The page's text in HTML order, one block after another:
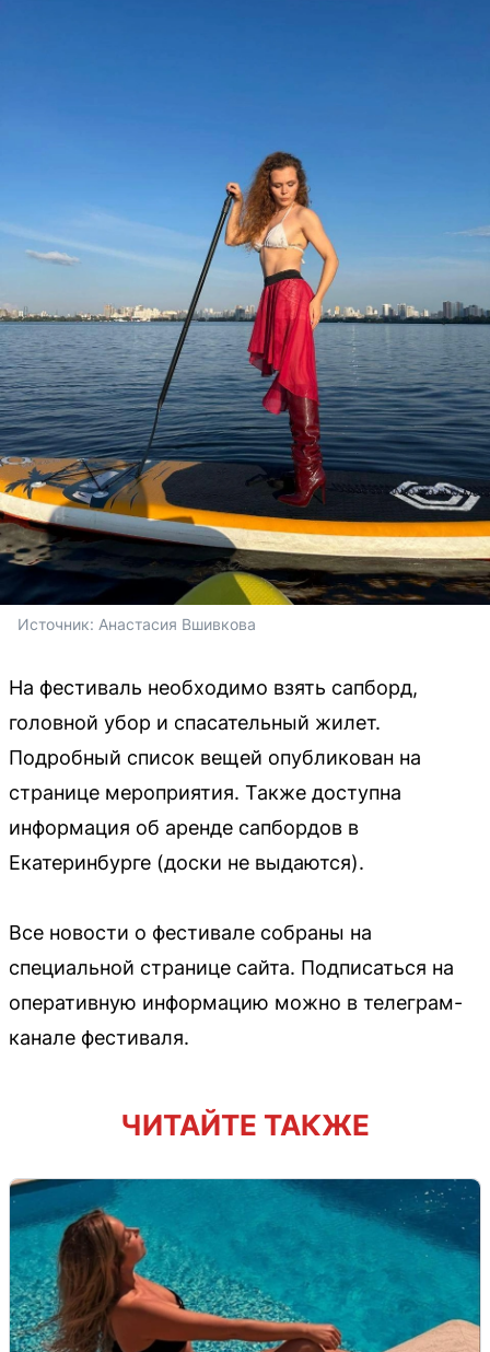
Источник: Анастасия Вшивкова
На фестиваль необходимо взять сапборд,
головной убор и спасательный жилет.
Подробный список вещей опубликован на
странице мероприятия. Также доступна
информация об аренде сапбордов в
Екатеринбурге (доски не выдаются).
Все новости о фестивале собраны на
специальной странице сайта. Подписаться на
оперативную информацию можно в телеграм-
канале фестиваля.
ЧИТАЙТЕ ТАКЖЕ